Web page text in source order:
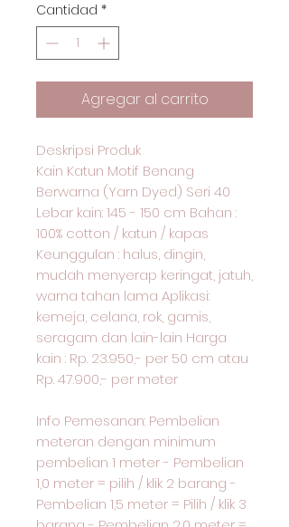
Cantidad *
Agregar al carrito
Deskripsi Produk
Kain Katun Motif Benang
Berwarna (Yarn Dyed) Seri 40
Lebar kain: 145 - 150 cm Bahan :
100% cotton / katun / kapas
Keunggulan : halus, dingin,
mudah menyerap keringat, jatuh,
warna tahan lama Aplikasi:
kemeja, celana, rok, gamis,
seragam dan lain-lain Harga
kain : Rp. 23.950,- per 50 cm atau
Rp. 47.900,- per meter
Info Pemesanan: Pembelian
meteran dengan minimum
pembelian 1 meter - Pembelian
1,0 meter = pilih / klik 2 barang -
Pembelian 1,5 meter = Pilih / klik 3